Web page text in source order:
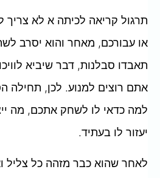
תרגול קריאה לכיתה א לא צריך
או עבורכם, מאחר והוא יסרב
תאבדו סבלנות, דבר שיביא
אתם רוצים למנוע. לכן, תחילה
למה כדאי לו לשחק אתכם, מה
יעזור לו בעתיד.
לאחר שהוא כבר מזהה כל צליל